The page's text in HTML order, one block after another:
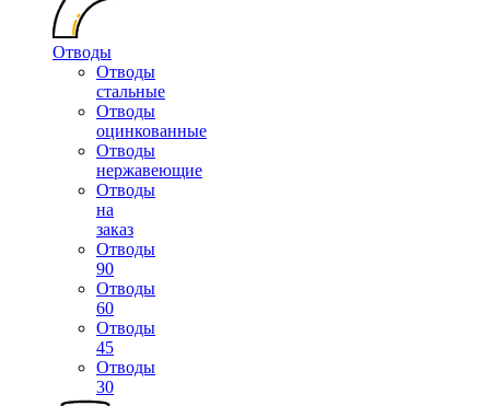
Отводы
Отводы
стальные
Отводы
оцинкованные
Отводы
нержавеющие
Отводы
на
заказ
Отводы
90
Отводы
60
Отводы
45
Отводы
30